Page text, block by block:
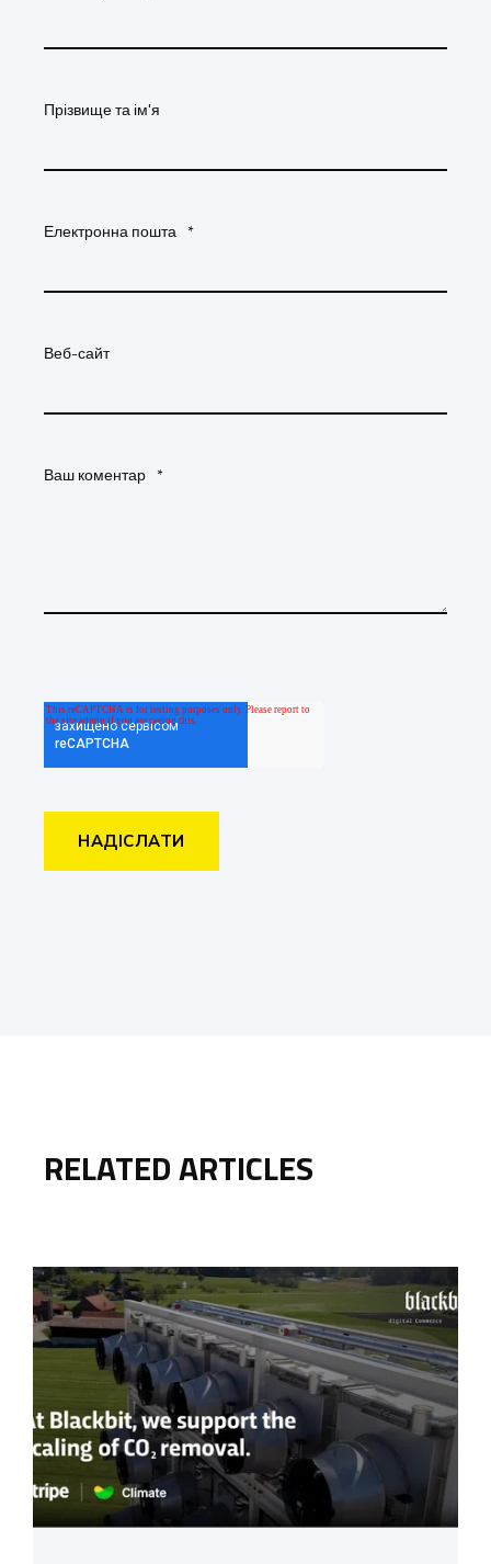
Прізвище та ім'я
Електронна пошта *
Веб-сайт
Ваш коментар *
RELATED ARTICLES